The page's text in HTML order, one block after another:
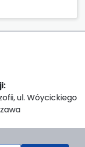
ul. Wóycickiego